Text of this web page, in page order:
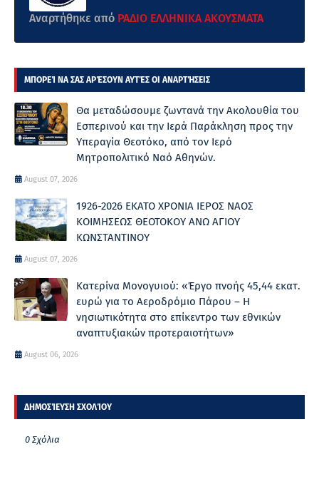
Αναρτήθηκε από ΡΑΔΙΟ ΕΛΛΗΝΙΚΑ ΑΚΟΥΣΜΑΤΑ
ΜΠΟΡΕΊ ΝΑ ΣΑΣ ΑΡΈΣΟΥΝ ΑΥΤΈΣ ΟΙ ΑΝΑΡΤΉΣΕΙΣ
Θα μεταδώσουμε ζωντανά την Ακολουθία του
Εσπερινού και την Ιερά Παράκληση προς την
Υπεραγία Θεοτόκο, από τον Ιερό
Μητροπολιτικό Ναό Αθηνών.
August 07, 2026
1926-2026 ΕΚΑΤΟ ΧΡΟΝΙΑ ΙΕΡΟΣ ΝΑΟΣ
ΚΟΙΜΗΣΕΩΣ ΘΕΟΤΟΚΟΥ ΑΝΩ ΑΓΙΟΥ
ΚΩΝΣΤΑΝΤΙΝΟΥ
August 07, 2026
Κατερίνα Μονογυιού: «Έργο πνοής 45,44 εκατ.
ευρώ για το Αεροδρόμιο Πάρου – Η
νησιωτικότητα στο επίκεντρο των εθνικών
αναπτυξιακών προτεραιοτήτων»
August 06, 2026
ΔΗΜΟΣΊΕΥΣΗ ΣΧΟΛΊΟΥ
0 Σχόλια